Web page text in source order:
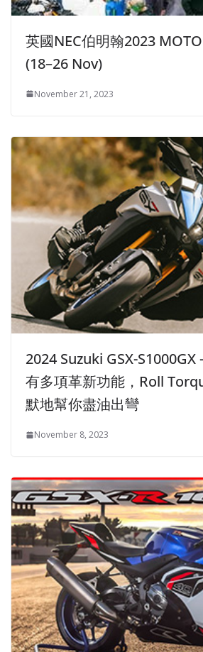
英國NEC伯明翰2023
(18–26 Nov)
November 21, 2023
2024 Suzuki GSX-S1000GX
有多項革新功能，Roll
默地幫你盡油出彎
November 8, 2023